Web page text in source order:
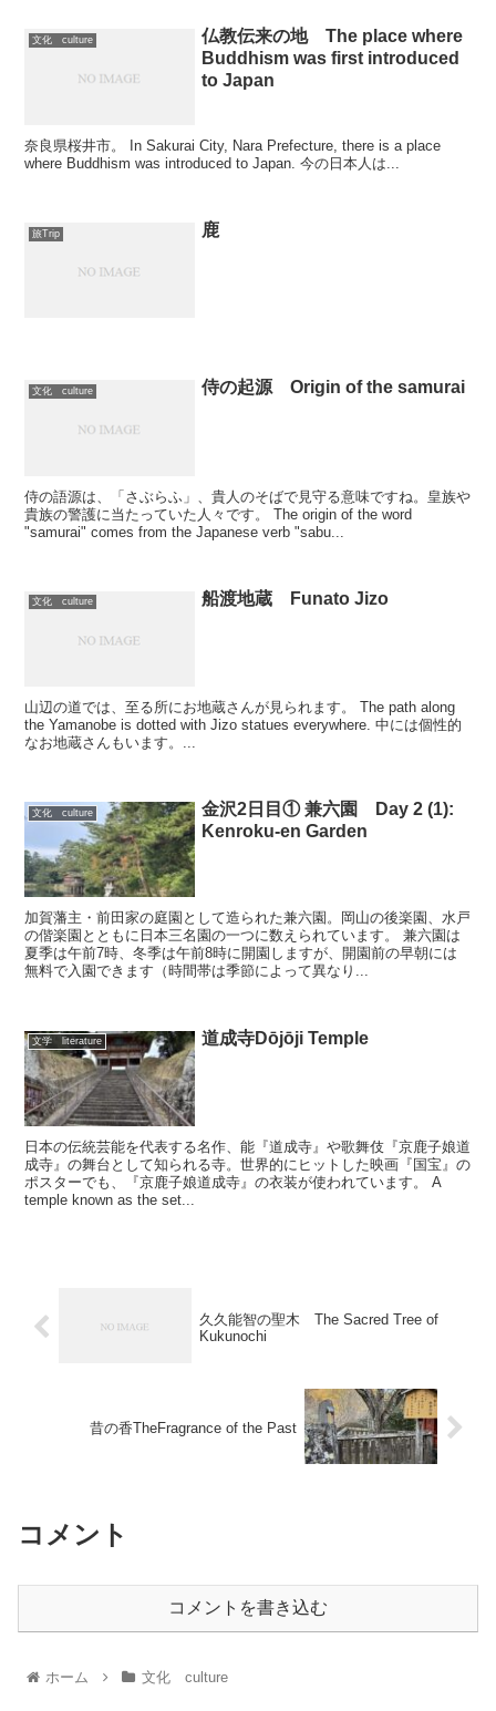
文化 culture
仏教伝来の地 The place where
Buddhism was first introduced
to Japan
奈良県桜井市。 In Sakurai City, Nara Prefecture, there is a place
where Buddhism was introduced to Japan. 今の日本人は...
旅Trip 鹿
文化 culture 侍の起源 Origin of the samurai
侍の語源は、「さぶらふ」、貴人のそばで見守る意味ですね。皇族や
貴族の警護に当たっていた人々です。 The origin of the word
"samurai" comes from the Japanese verb "sabu...
文化 culture 船渡地蔵 Funato Jizo
山辺の道では、至る所にお地蔵さんが見られます。 The path along
the Yamanobe is dotted with Jizo statues everywhere. 中には個性的
なお地蔵さんもいます。...
文化 culture
金沢2日目① 兼六園 Day 2 (1):
Kenroku-en Garden
加賀藩主・前田家の庭園として造られた兼六園。岡山の後楽園、水戸
の偕楽園とともに日本三名園の一つに数えられています。 兼六園は
夏季は午前7時、冬季は午前8時に開園しますが、開園前の早朝には
無料で入園できます（時間帯は季節によって異なり...
文学 literature 道成寺Dōjōji Temple
日本の伝統芸能を代表する名作、能『道成寺』や歌舞伎『京鹿子娘道
成寺』の舞台として知られる寺。世界的にヒットした映画『国宝』の
ポスターでも、『京鹿子娘道成寺』の衣装が使われています。 A
temple known as the set...
久久能智の聖木 The Sacred Tree of
Kukunochi
昔の香TheFragrance of the Past
コメント
コメントを書き込む
ホーム 文化 culture